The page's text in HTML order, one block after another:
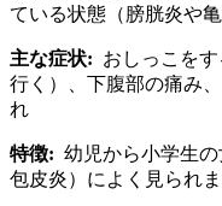
ている状態（膀胱炎や
主な症状: おしっこを
行く）、下腹部の痛み
れ
特徴: 幼児から小学生
包皮炎）によく見られま